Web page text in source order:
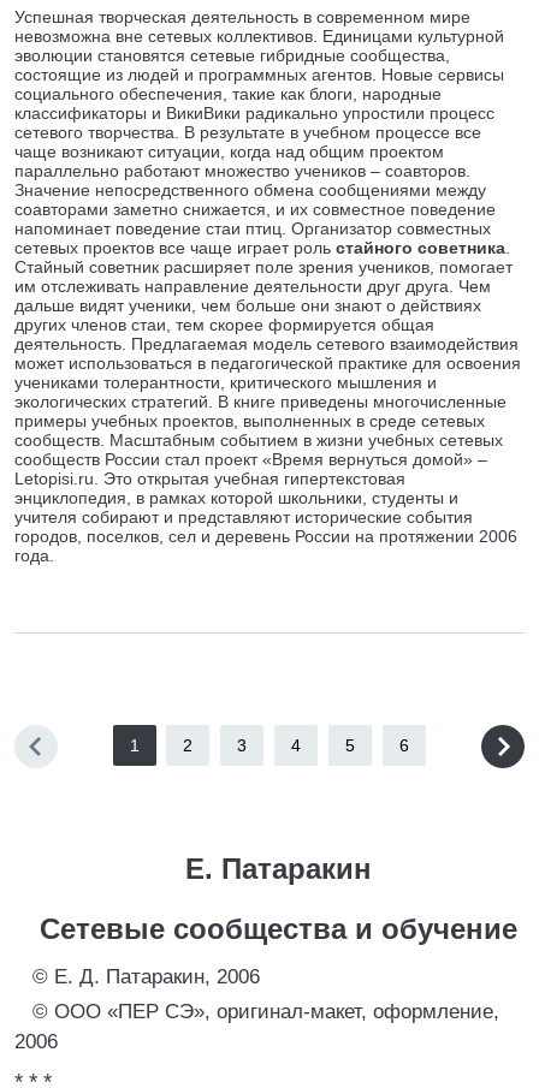
Успешная творческая деятельность в современном мире
невозможна вне сетевых коллективов. Единицами культурной
эволюции становятся сетевые гибридные сообщества,
состоящие из людей и программных агентов. Новые сервисы
социального обеспечения, такие как блоги, народные
классификаторы и ВикиВики радикально упростили процесс
сетевого творчества. В результате в учебном процессе все
чаще возникают ситуации, когда над общим проектом
параллельно работают множество учеников – соавторов.
Значение непосредственного обмена сообщениями между
соавторами заметно снижается, и их совместное поведение
напоминает поведение стаи птиц. Организатор совместных
сетевых проектов все чаще играет роль стайного советника
Стайный советник расширяет поле зрения учеников, помогает
им отслеживать направление деятельности друг друга. Чем
дальше видят ученики, чем больше они знают о действиях
других членов стаи, тем скорее формируется общая
деятельность. Предлагаемая модель сетевого взаимодействия
может использоваться в педагогической практике для освоения
учениками толерантности, критического мышления и
экологических стратегий. В книге приведены многочисленные
примеры учебных проектов, выполненных в среде сетевых
сообществ. Масштабным событием в жизни учебных сетевых
сообществ России стал проект «Время вернуться домой» –
Letopisi.ru. Это открытая учебная гипертекстовая
энциклопедия, в рамках которой школьники, студенты и
учителя собирают и представляют исторические события
городов, поселков, сел и деревень России на протяжении 2006
года.
1 2 3 4 5 6
Е. Патаракин
Сетевые сообщества и обучение
© Е. Д. Патаракин, 2006
© ООО «ПЕР СЭ», оригинал-макет, оформление,
2006
* * *